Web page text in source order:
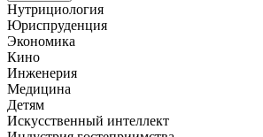
Нутрициология
Юриспруденция
Экономика
Кино
Инженерия
Медицина
Детям
Искусственный интеллект